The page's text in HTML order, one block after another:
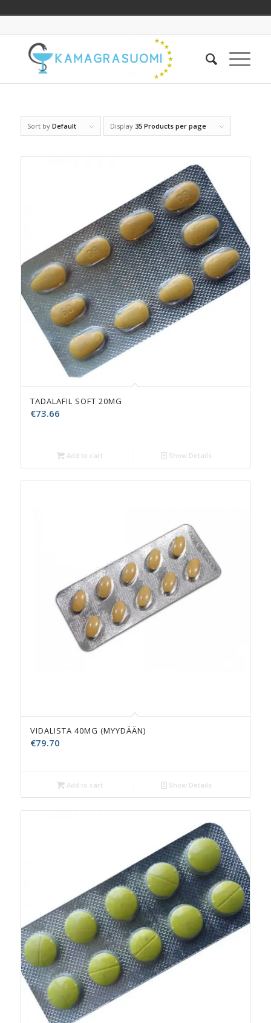
Sort by Default Display 35 Products per page
TADALAFIL SOFT 20MG
€73.66
Add to cart Show Details
VIDALISTA 40MG (MYYDÄÄN)
€79.70
Add to cart Show Details